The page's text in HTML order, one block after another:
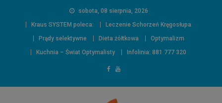
sobota, 08 sierpnia, 2026
Kraus SYSTEM poleca:
Leczenie Schorzeń Kręgosłupa
Prądy selektywne
Dieta żółtkowa
Optymalizm
Kuchnia – Świat Optymalisty
Infolinia: 881 777 320